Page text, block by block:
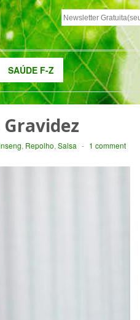
SAÚDE F-Z
, Repolho, Salsa - 1 comment